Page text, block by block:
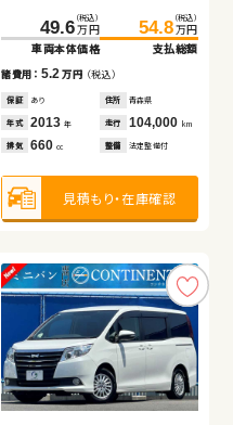
49.6 （税込）
万円
車両本体価格
54.8 （税込）
万円
支払総額
諸費用： 5.2万円 （税込）
保証 あり 住所 青森県
年式 2013年 走行 104,000 km
排気 660cc 整備 法定整備付
見積もり・在庫確認
179.8 （税込）
万円
車両本体価格
188.6 （税込）
万円
支払総額
諸費用： 8.8 万円 （税込）
保証 あり 住所 千葉県
年式 2023年 走行 22,500km
排気 660cc 整備 法定整備付
見積もり・在庫確認
326.0 （税込）
万円
車両本体価格
341.8 （税込）
万円
支払総額
諸費用： 15.8万円（税込）
保証 あり 住所 埼玉県
年式 2023年 走行 5,900km
排気 2,000 整備 法定整備付
見積もり・在庫確認